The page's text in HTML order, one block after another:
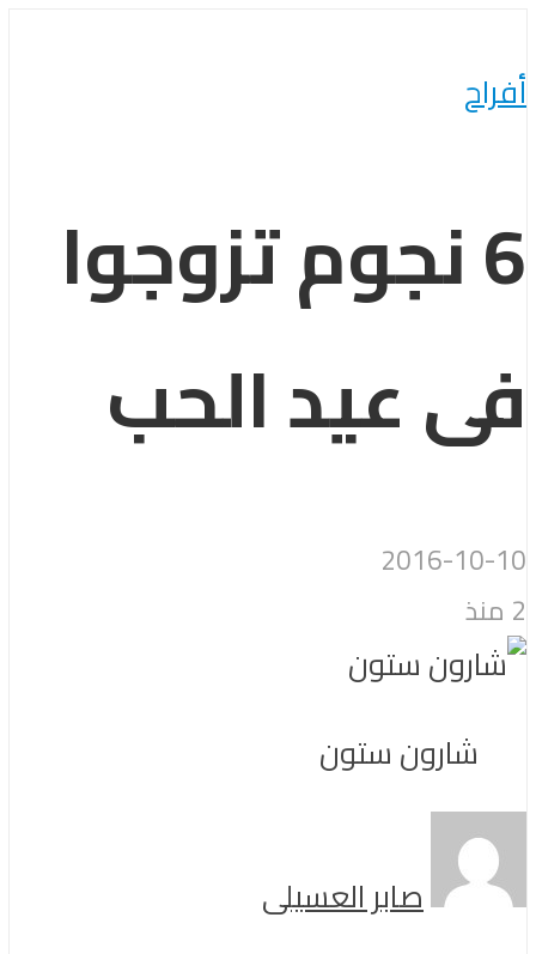
أفراح
6 نجوم تزوجوا
فى عيد الحب
2016-10-10
2 منذ
شارون ستون
صابر العسيلى